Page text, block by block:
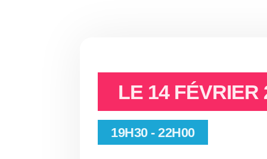
LE 14 FÉVRIER
19H30 - 22H00